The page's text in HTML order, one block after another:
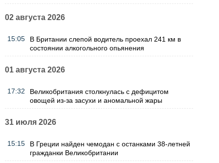
02 августа 2026
15:05
В Британии слепой водитель проехал 241 км в
состоянии алкогольного опьянения
01 августа 2026
17:32
Великобритания столкнулась с дефицитом
овощей из-за засухи и аномальной жары
31 июля 2026
15:15
В Греции найден чемодан с останками 38-летней
гражданки Великобритании